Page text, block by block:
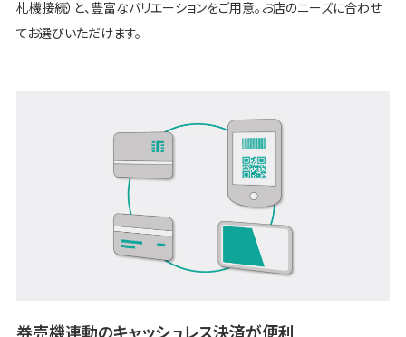
札機接続）と、豊富なバリエーションをご用意。お店のニーズに合わせ
てお選びいただけます。
券売機連動のキャッシュレス決済が便利